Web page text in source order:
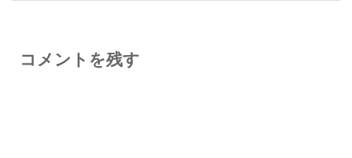
コメントを残す